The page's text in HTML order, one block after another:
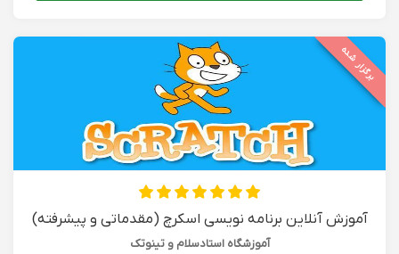
برگزار شده
آموزش آنلاین برنامه نویسی اسکرچ (مقدماتی و پیشرفته)
آموزشگاه استادسلام و تینوتک